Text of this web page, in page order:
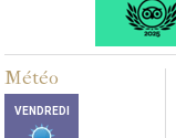
Météo